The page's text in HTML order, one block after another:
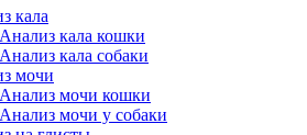
кала
Анализ кала кошки
Анализ кала собаки
мочи
Анализ мочи кошки
Анализ мочи у собаки